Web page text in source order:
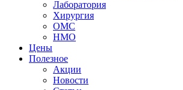
Лаборатория
Хирургия
ОМС
НМО
Цены
Полезное
Акции
Новости